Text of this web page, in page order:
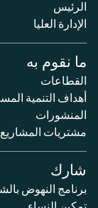
الرئيس
الإدارة العليا
ما نقوم به
القطاعات
أهداف التنمية
المنشورات
مشتريات المشاريع
شارك
برنامج النهوض